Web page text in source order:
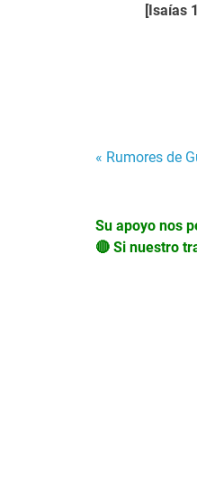
[Isaías
entradas
« Rumores de
Su apoyo nos
🔴 Si nuestro